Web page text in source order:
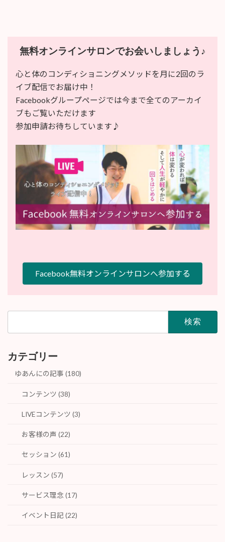
無料オンラインサロンでお会いしましょう♪
心と体のコンディショニングメソッドを月に2回のラ
イブ配信でお届け中！
Facebookグループページでは今まで全てのアーカイ
ブもご覧いただけます
参加申請お待ちしています♪
Facebook無料オンラインサロンへ参加する
カテゴリー
ゆあんにの記事 (180)
コンテンツ (38)
LIVEコンテンツ (3)
お客様の声 (22)
セッション (61)
レッスン (57)
サービス理念 (17)
イベント日記 (22)